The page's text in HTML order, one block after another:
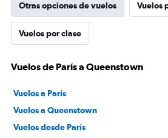
Otras opciones de vuelos Vuelos
Vuelos por clase
Vuelos de París a Queenstown
Vuelos a París
Vuelos a Queenstown
Vuelos desde París